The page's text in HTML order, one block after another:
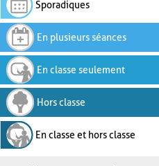
Sporadiques
En plusieurs séances
En classe seulement
Hors classe
En classe et hors classe